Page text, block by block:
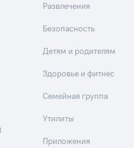
Развлечения
Безопасность
Детям и родителям
Здоровье и фитнес
Семейная группа
Утилиты
Приложения